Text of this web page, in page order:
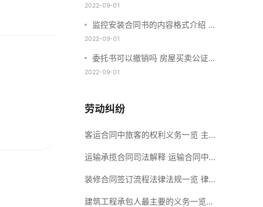
承包合同内容介绍
2022-09-01
监控安装合同书的内容格式介绍 一
般包括这些条款
2022-09-01
委托书可以撤销吗 房屋买卖公证可
否撤销
2022-09-01
劳动纠纷
客运合同中旅客的权利义务一览 主
要包括这些内容
运输承揽合同司法解释 运输合同中
承运人的义务有哪些
装修合同签订流程法律法规一览 律
师解答
建筑工程承包人最主要的义务一览